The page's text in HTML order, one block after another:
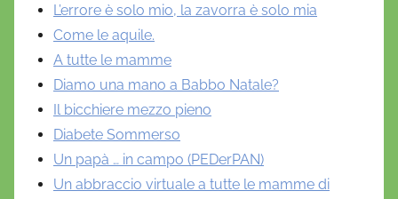
L’errore è solo mio, la zavorra è solo mia
Come le aquile.
A tutte le mamme
Diamo una mano a Babbo Natale?
Il bicchiere mezzo pieno
Diabete Sommerso
Un papà … in campo (PEDerPAN)
Un abbraccio virtuale a tutte le mamme di